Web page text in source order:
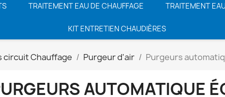
TRAITEMENT EAU DE CHAUFFAGE TRAITEMENT
KIT ENTRETIEN CHAUDIÈRES
circuit Chauffage Purgeur d'air Purgeurs
AUTOMATIQUE